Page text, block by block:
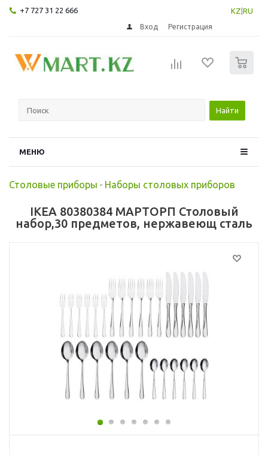
+7 727 31 22 666 KZ RU
Вход Регистрация
Найти
МЕНЮ
Столовые приборы - Наборы столовых приборов
IKEA 80380384 МАРТОРП Столовый
набор,30 предметов, нержавеющ сталь